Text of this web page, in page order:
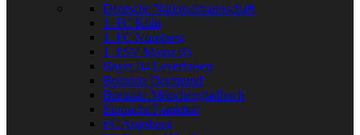
Deutsche Nationalmannschaft
1. FC Köln
1. FC Nürnberg
1. FSV Mainz 05
Bayer 04 Leverkusen
Borussia Dortmund
Borussia Mönchengladbach
Eintracht Frankfurt
FC Augsburg